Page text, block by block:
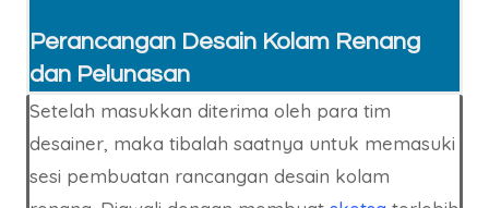
Perancangan Desain Kolam Renang
dan Pelunasan
Setelah masukkan diterima oleh para tim
desainer, maka tibalah saatnya untuk memasuki
sesi pembuatan rancangan desain kolam